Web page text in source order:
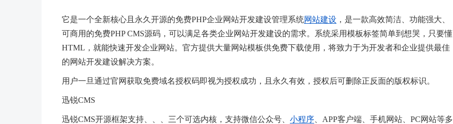
它是一个全新核心且永久开源的免费PHP企业网站开发建设管理系统网站建设 ，是一款高效简洁、功能强大、
可商用的免费PHP CMS源码，可以满足各类企业网站开发建设的需求。系统采用模板标签简单到想哭，只要懂
HTML，就能快速开发企业网站。官方提供大量网站模板供免费下载使用，将致力于为开发者和企业提供最佳
的网站开发建设解决方案。
用户一旦通过官网获取免费域名授权码即视为授权成功，且永久有效，授权后可删除正反面的版权标识。
迅锐CMS
迅锐CMS开源框架支持、、、三个可选内核，支持微信公众号、 小程序 、APP客户端、手机网站、PC网站等多